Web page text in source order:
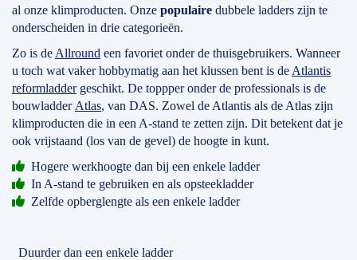
al onze klimproducten. Onze populaire dubbele ladders zijn te
onderscheiden in drie categorieën.
Zo is de Allround een favoriet onder de thuisgebruikers. Wanneer
u toch wat vaker hobbymatig aan het klussen bent is de Atlantis
reformladdergeschikt. De toppper onder de professionals is de
bouwladder Atlas, van DAS. Zowel de Atlantis als de Atlas zijn
klimproducten die in een A-stand te zetten zijn. Dit betekent dat je
ook vrijstaand (los van de gevel) de hoogte in kunt.
Hogere werkhoogte dan bij een enkele ladder
In A-stand te gebruiken en als opsteekladder
Zelfde opberglengte als een enkele ladder
Duurder dan een enkele ladder